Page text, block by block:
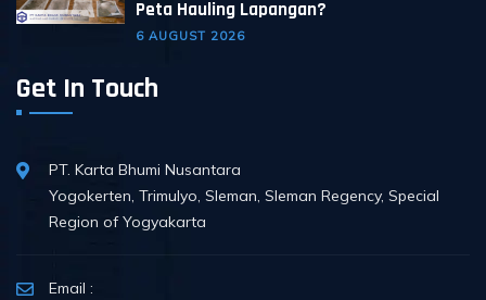
Peta Hauling Lapangan?
6 AUGUST 2026
Get In Touch
PT. Karta Bhumi Nusantara
Yogokerten, Trimulyo, Sleman, Sleman Regency, Special
Region of Yogyakarta
Email :